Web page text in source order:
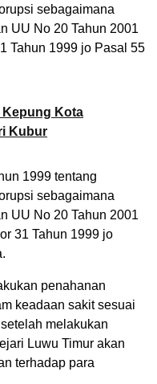
sebagaimana
UU No 20 Tahun 2001
Tahun 1999 jo Pasal 55
Kepung Kota
Kubur
1999 tentang
sebagaimana
UU No 20 Tahun 2001
31 Tahun 1999 jo
penahanan
keadaan sakit sesuai
melakukan
Luwu Timur akan
terhadap para